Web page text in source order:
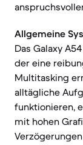
Allgemeine
Das Galaxy
der eine
Multitasking
alltägliche
funktionieren,
mit hohen